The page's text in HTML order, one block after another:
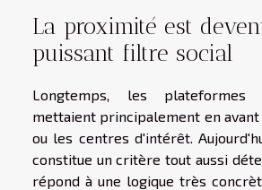
La proximité est
puissant filtre social
Longtemps, les plateformes
mettaient principalement en
ou les centres d'intérêt.
constitue un critère tout aussi
répond à une logique très